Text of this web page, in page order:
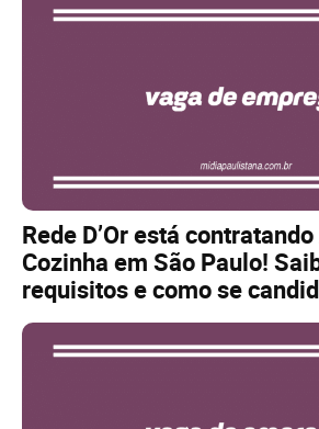
Rede D’Or está
Cozinha em São Paulo!
requisitos e como se